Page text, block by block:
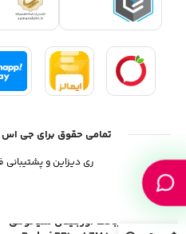
تمامی حقوق برای جی
ری دیزاین و
پاوربانک اورجینال شیائومی